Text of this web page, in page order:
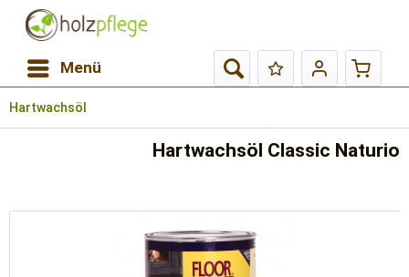
Menü
Hartwachsöl
Hartwachsöl Classic Naturio